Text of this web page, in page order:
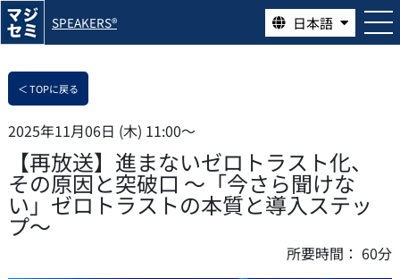
SPEAKERS® 日本語
＜ TOPに戻る
2025年11月06日 (木) 11:00〜
【再放送】進まないゼロトラスト化、
その原因と突破口 〜「今さら聞けな
い」ゼロトラストの本質と導入ステッ
プ〜
所要時間： 60分